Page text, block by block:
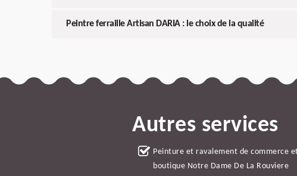
Peintre ferraille Artisan DARIA : le choix de la qualité
Autres services
Peinture et ravalement de commerce
boutique Notre Dame De La Rouviere